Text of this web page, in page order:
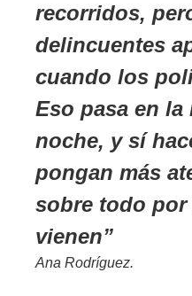
recorridos,
delincuentes
cuando los
Eso pasa en la
noche, y sí
pongan más
sobre todo
vienen
Ana Rodríguez.